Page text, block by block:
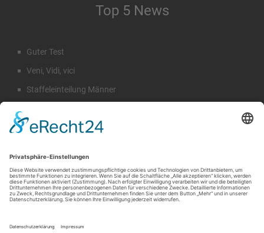
Top 5 News
Guter Test
Veni, Vidi, vici
Staffeleinteilung Männer
Emil Hahn
Suche